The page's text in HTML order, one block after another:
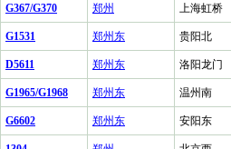
G367/G370 郑州 上海虹桥
G1531 郑州东 贵阳北
D5611 郑州东 洛阳龙门
G1965/G1968 郑州东 温州南
G6602 郑州东 安阳东